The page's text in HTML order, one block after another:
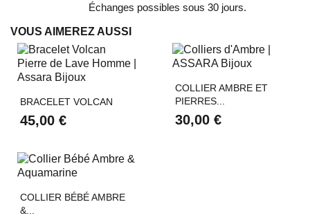
Échanges possibles sous 30 jours.
VOUS AIMEREZ AUSSI
BRACELET VOLCAN
45,00 €
COLLIER AMBRE ET
PIERRES...
30,00 €
COLLIER BÉBÉ AMBRE
&...